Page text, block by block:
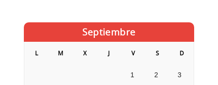
Septiembre
L M X J V S D
1 2 3